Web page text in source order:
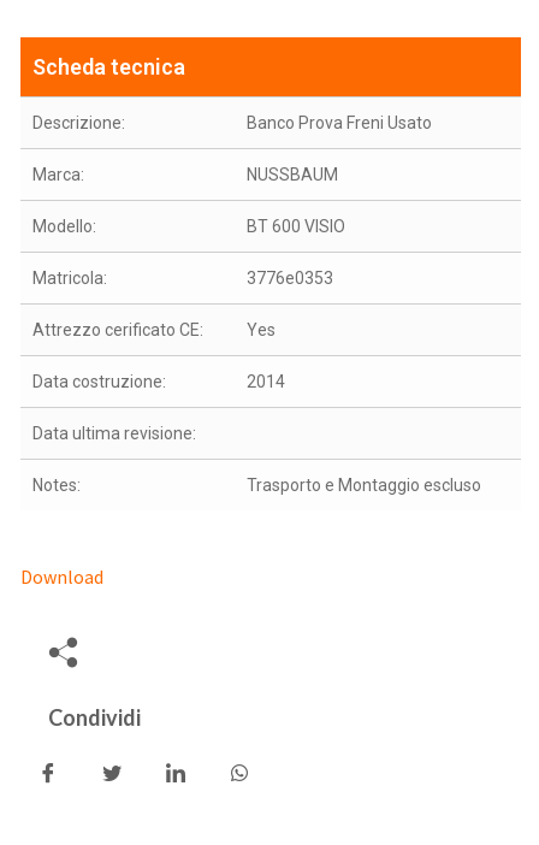
Scheda tecnica
Descrizione: Banco Prova Freni Usato
Marca: NUSSBAUM
Modello: BT 600 VISIO
Matricola: 3776e0353
Attrezzo cerificato CE: Yes
Data costruzione: 2014
Data ultima revisione:
Notes: Trasporto e Montaggio escluso
Download
Condividi